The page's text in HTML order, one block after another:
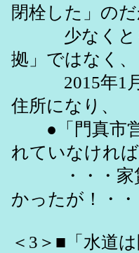
閉栓した」のだ
少なくとも
拠」ではなく、
2015年1月
住所になり、
●「門真市営
れていなけれ
・・・家賃
かったが！・・
＜3＞■「水道